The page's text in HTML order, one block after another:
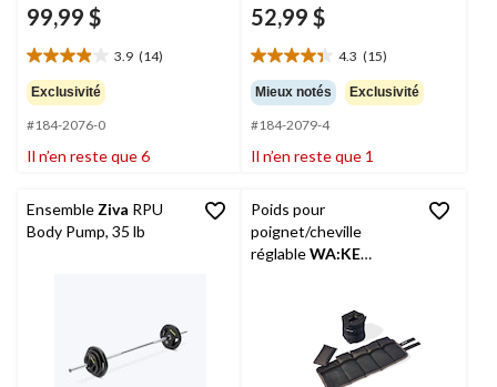
99,99 $
3.9 (14)
3.9
étoile(s)
sur
5.
14
Exclusivité
#184-2076-0
Il n’en reste que 6
52,99 $
4.3 (15)
4.3
étoile(s)
sur
5.
15
Mieux notés Exclusivité
#184-2079-4
Il n’en reste que 1
Ensemble Ziva RPU
Body Pump, 35 lb
Poids pour
poignet/cheville
réglableWA:KE